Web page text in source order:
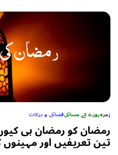
زمرہروزے کے مسائلفضائل و برکات
رمضان کو رمضان ہی
تین تعریفیں اور